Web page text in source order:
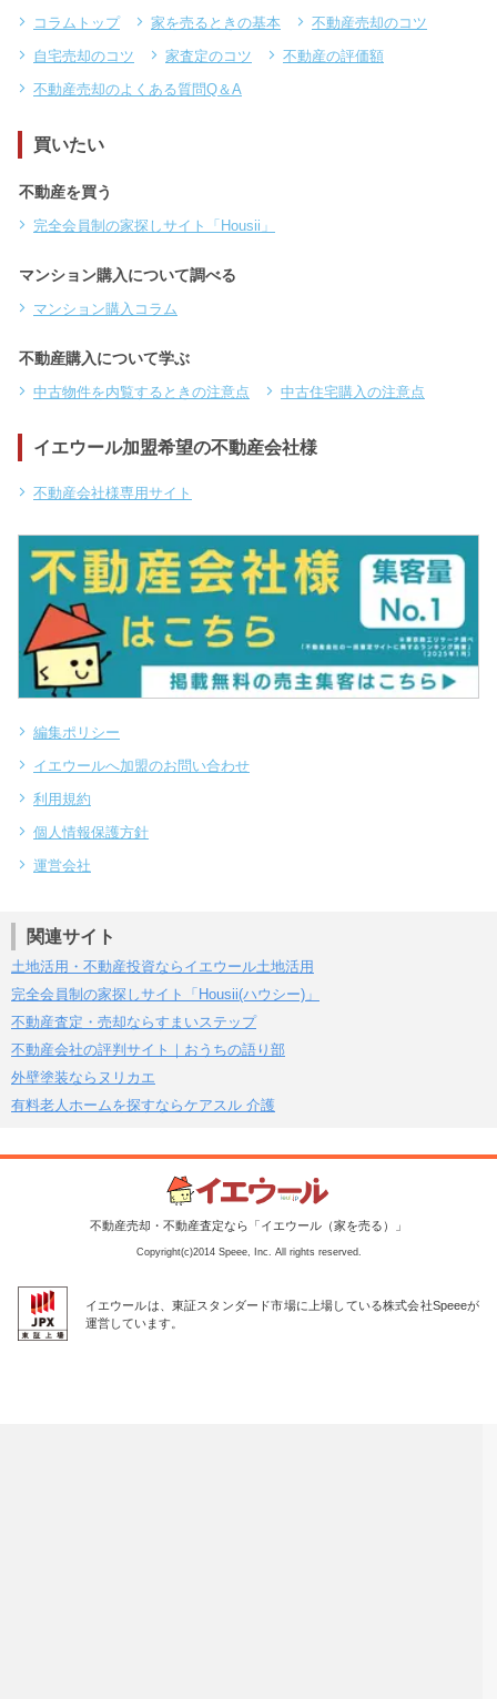
コラムトップ 家を売るときの基本
不動産売却のコツ
自宅売却のコツ
家査定のコツ
不動産の評価額
不動産売却のよくある質問Q＆A
買いたい
不動産を買う
完全会員制の家探しサイト「Housii」
マンション購入について調べる
マンション購入コラム
不動産購入について学ぶ
中古物件を内覧するときの注意点 中古住宅購入の注意点
イエウール加盟希望の不動産会社様
不動産会社様専用サイト
編集ポリシー
イエウールへ加盟のお問い合わせ
利用規約
個人情報保護方針
運営会社
関連サイト
土地活用・不動産投資ならイエウール土地活用
完全会員制の家探しサイト「Housii(ハウシー)」
不動産査定・売却ならすまいステップ
不動産会社の評判サイト｜おうちの語り部
外壁塗装ならヌリカエ
有料老人ホームを探すならケアスル 介護
不動産売却・不動産査定なら「イエウール（家を売る）」
Copyright(c)2014 Speee, Inc. All rights reserved.
イエウールは、東証スタンダード市場に上場している株式会社Speeeが
運営しています。